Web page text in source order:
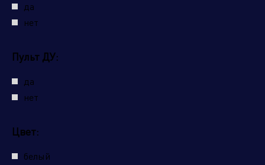
да
нет
Пульт ДУ:
да
нет
Цвет:
белый